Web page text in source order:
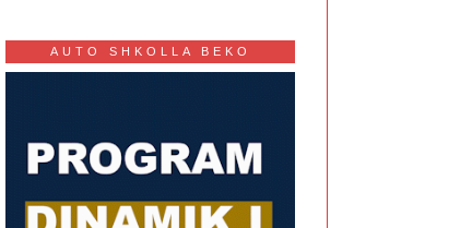
AUTO SHKOLLA BEKO